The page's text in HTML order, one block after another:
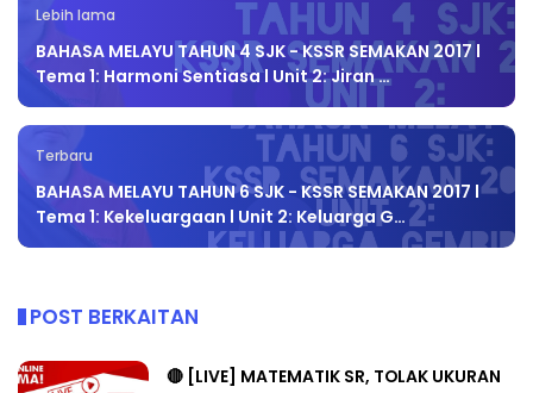
Lebih lama
BAHASA MELAYU TAHUN 4 SJK - KSSR SEMAKAN 2017 l
Tema 1: Harmoni Sentiasa l Unit 2: Jiran …
Terbaru
BAHASA MELAYU TAHUN 6 SJK - KSSR SEMAKAN 2017 l
Tema 1: Kekeluargaan l Unit 2: Keluarga G…
POST BERKAITAN
🔴 [LIVE] MATEMATIK SR, TOLAK UKURAN